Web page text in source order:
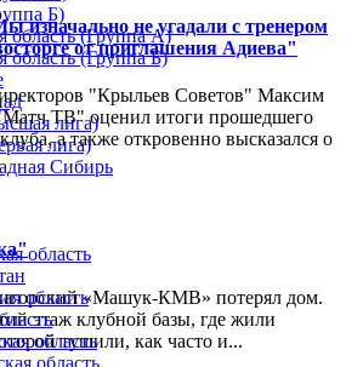
не угадали с тренером
от приглашения Адиева"
"Крыльев Советов" Максим
ТВ" оценил итоги прошедшего
а также откровенно высказался о
«Машук-КМВ» потерял дом.
этаж клубной базы, где жили
тушили, как часто и...
Б)
область (Группа А)
область (Группа Б)
лига)
лига)
Сибирь
область
область
область
область